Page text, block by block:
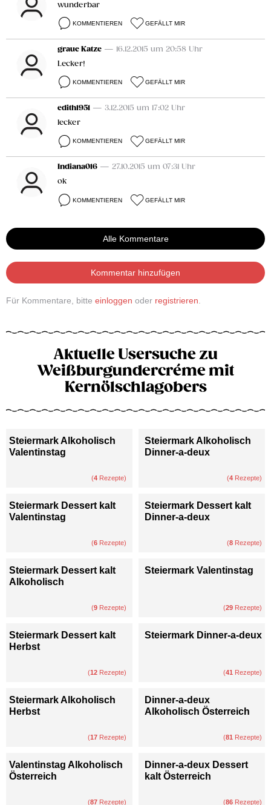
wunderbar
KOMMENTIEREN GEFÄLLT MIR
graue Katze — 16.12.2015 um 20:58 Uhr
Lecker!
KOMMENTIEREN GEFÄLLT MIR
edith1951 — 3.12.2015 um 17:02 Uhr
lecker
KOMMENTIEREN GEFÄLLT MIR
Indiana016 — 27.10.2015 um 07:31 Uhr
ok
KOMMENTIEREN GEFÄLLT MIR
Alle Kommentare
Kommentar hinzufügen
Für Kommentare, bitte einloggen oder registrieren
Aktuelle Usersuche zu
Weißburgundercréme mit
Kernölschlagobers
Steiermark Alkoholisch
Valentinstag
(4 Rezepte)
Steiermark Alkoholisch
Dinner-a-deux
(4 Rezepte)
Steiermark Dessert kalt
Valentinstag
(6 Rezepte)
Steiermark Dessert kalt
Dinner-a-deux
(8 Rezepte)
Steiermark Dessert kalt
Alkoholisch
(9 Rezepte)
Steiermark Valentinstag
(29 Rezepte)
Steiermark Dessert kalt
Herbst
(12 Rezepte)
Steiermark Dinner-a-deux
(41 Rezepte)
Steiermark Alkoholisch
Herbst
(17 Rezepte)
Dinner-a-deux
Alkoholisch Österreich
(81 Rezepte)
Valentinstag Alkoholisch
Österreich
(87 Rezepte)
Dinner-a-deux Dessert
kalt Österreich
(86 Rezepte)